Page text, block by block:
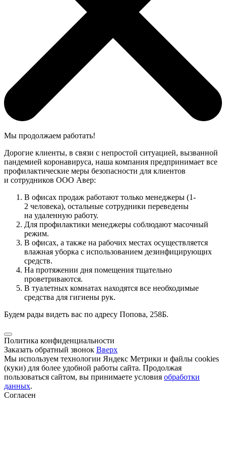
Мы продолжаем работать!
Дорогие клиенты, в связи с непростой ситуацией, вызванной
пандемией коронавируса, наша компания предпринимает все
профилактические меры безопасности для клиентов
и сотрудников ООО Авер:
В офисах продаж работают только менеджеры (1-
2 человека), остальные сотрудники переведены
на удаленную работу.
Для профилактики менеджеры соблюдают масочный
режим.
В офисах, а также на рабочих местах осуществляется
влажная уборка с использованием дезинфицирующих
средств.
На протяжении дня помещения тщательно
проветриваются.
В туалетных комнатах находятся все необходимые
средства для гигиены рук.
Будем рады видеть вас по адресу Попова, 258Б.
Политика конфиденциальности
Заказать обратный звонок Вверх
Мы используем технологии Яндекс Метрики и файлы cookies
(куки) для более удобной работы сайта. Продолжая
пользоваться сайтом, вы принимаете условия обработки
данных.
Согласен